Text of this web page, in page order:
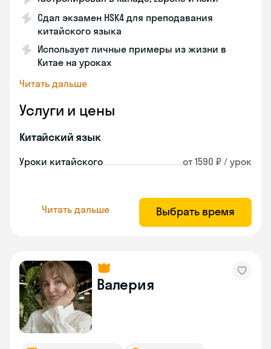
Сдал экзамен HSK4 для преподавания
китайского языка
Использует личные примеры из жизни в
Китае на уроках
Читать дальше
Услуги и цены
Китайский язык
Уроки китайского от 1590 ₽ / урок
Читать дальше Выбрать время
Валерия